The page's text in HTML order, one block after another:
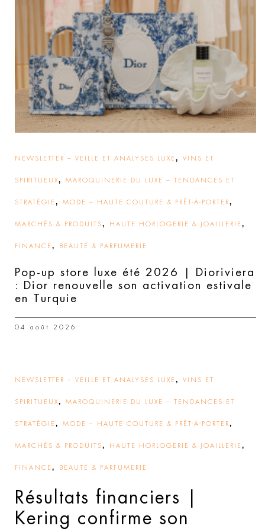
NEWSLETTER – VEILLE ET ANALYSES LUXE , VINS ET
SPIRITUEUX, MAROQUINERIE DU LUXE – TENDANCES ET
STRATÉGIE , MODE – HAUTE COUTURE & PRÊT-À-PORTER,
MARCHÉS & PRODUITS, HAUTE HORLOGERIE & JOAILLERIE ,
FINANCE , BEAUTÉ & PARFUMERIE
Pop-up store luxe été 2026 | Dioriviera
: Dior renouvelle son activation estivale
en Turquie
04 août 2026
NEWSLETTER – VEILLE ET ANALYSES LUXE , VINS ET
SPIRITUEUX, MAROQUINERIE DU LUXE – TENDANCES ET
STRATÉGIE , MODE – HAUTE COUTURE & PRÊT-À-PORTER,
MARCHÉS & PRODUITS, HAUTE HORLOGERIE & JOAILLERIE ,
FINANCE , BEAUTÉ & PARFUMERIE
Résultats financiers |
Kering confirme son